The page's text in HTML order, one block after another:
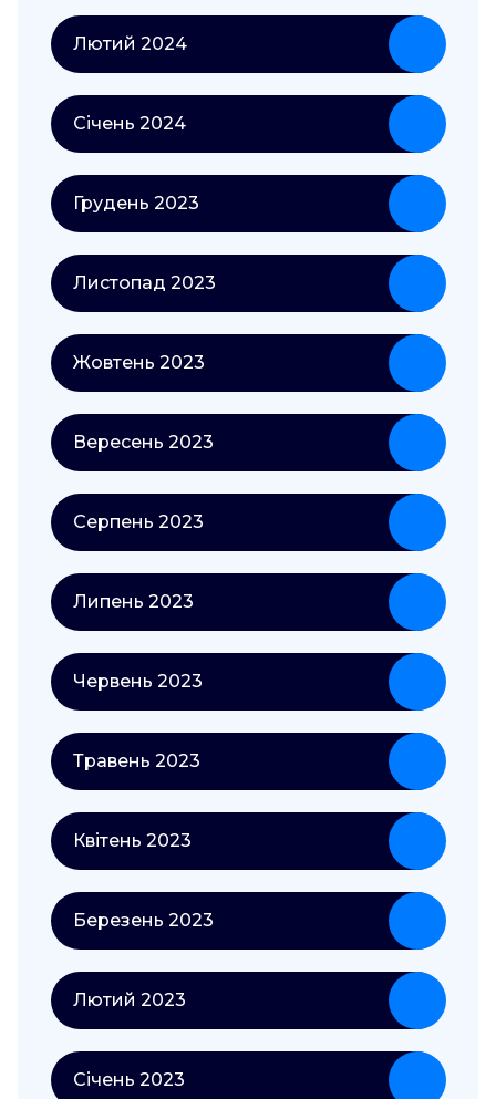
Лютий 2024
Січень 2024
Грудень 2023
Листопад 2023
Жовтень 2023
Вересень 2023
Серпень 2023
Липень 2023
Червень 2023
Травень 2023
Квітень 2023
Березень 2023
Лютий 2023
Січень 2023